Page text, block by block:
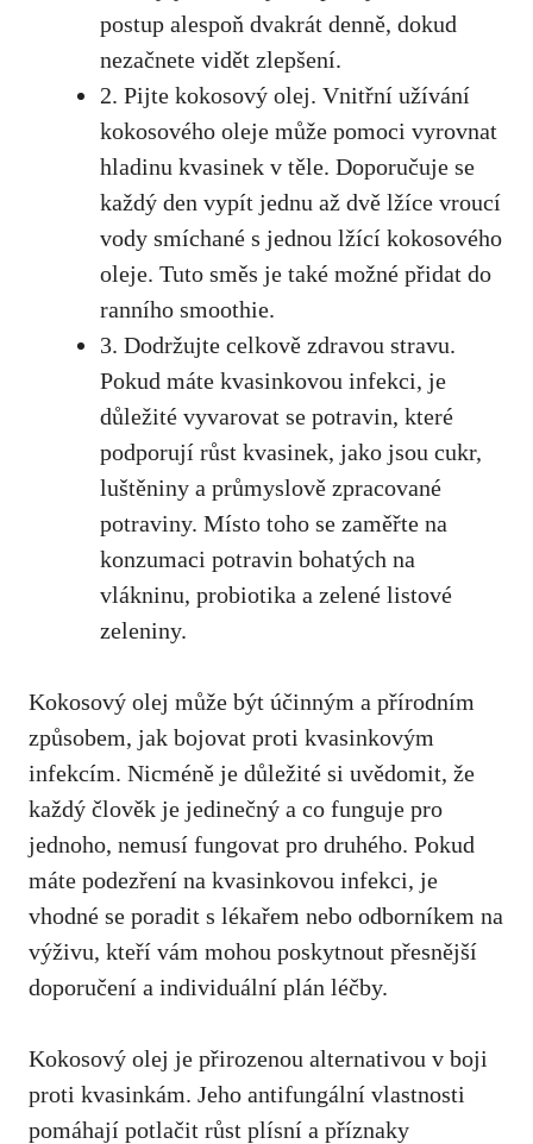
postup alespoň dvakrát denně, dokud
nezačnete vidět zlepšení.
2. Pijte ‍kokosový olej. Vnitřní užívání
kokosového oleje může‍ pomoci⁢ vyrovnat
hladinu kvasinek v těle. Doporučuje se
každý⁤ den vypít jednu až dvě lžíce vroucí
vody smíchané s jednou lžící​ kokosového
oleje. Tuto směs je také⁤ možné přidat do
ranního smoothie.
3. Dodržujte celkově zdravou stravu.
⁣Pokud máte kvasinkovou infekci, je​
důležité vyvarovat se‍ potravin, které
podporují růst kvasinek,‌ jako jsou‍ cukr,
luštěniny a průmyslově zpracované
potraviny. Místo toho se zaměřte na
konzumaci potravin bohatých na
vlákninu, probiotika ⁤a zelené listové
zeleniny.
Kokosový olej může být účinným a přírodním
způsobem, jak bojovat proti kvasinkovým
‌infekcím. Nicméně je důležité si uvědomit, že
každý člověk je jedinečný a ⁢co funguje ​pro
jednoho, nemusí fungovat pro druhého. Pokud
máte podezření na kvasinkovou infekci, je
vhodné se poradit s ⁢lékařem nebo odborníkem na
výživu, kteří vám mohou poskytnout přesnější
doporučení a individuální plán léčby.
⁢Kokosový olej je přirozenou alternativou v boji
proti kvasinkám. Jeho‌ antifungální ‍vlastnosti​
pomáhají potlačit růst plísní a příznaky